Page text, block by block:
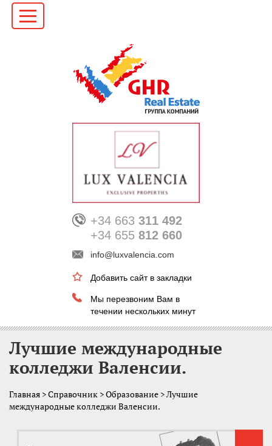
+34 663 311 492
+34 655 812 660
info@luxvalencia.com
Добавить сайт в закладки
Мы перезвоним Вам в
течении нескольких минут
Лучшие международные
колледжи Валенсии.
Главная >Справочник >Образование > Лучшие
международные колледжи Валенсии.